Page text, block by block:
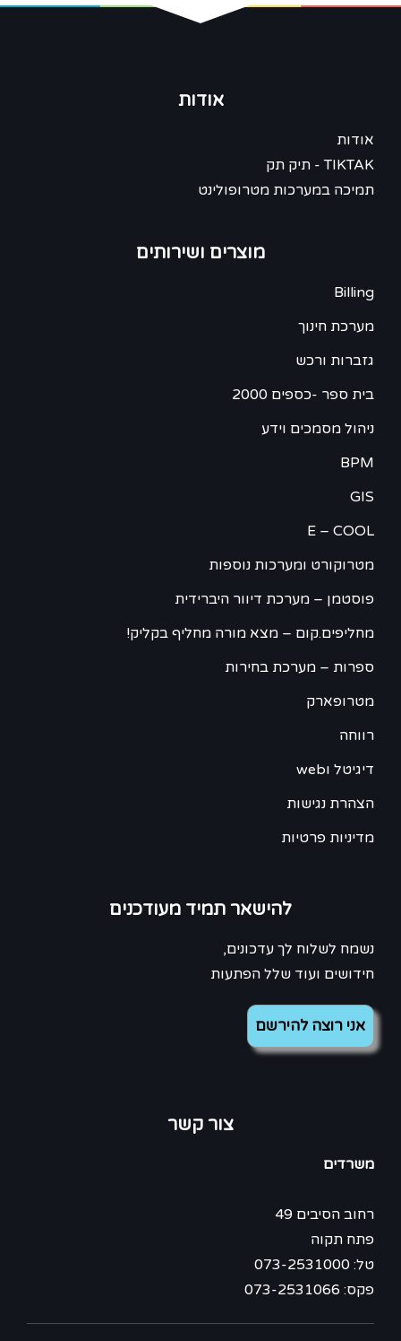
אודות
אודות
TIKTAK - תיק תק
תמיכה במערכות מטרופולינט
מוצרים ושירותים
Billing
מערכת חינוך
גזברות ורכש
בית ספר -כספים 2000
ניהול מסמכים וידע
BPM
GIS
E – COOL
מטרוקורט ומערכות נוספות
פוסטמן – מערכת דיוור היברידית
מחליפים.קום – מצא מורה מחליף בקליק!
ספרות – מערכת בחירות
מטרופארק
רווחה
דיגיטל וweb
הצהרת נגישות
מדיניות פרטיות
להישאר תמיד מעודכנים
נשמח לשלוח לך עדכונים,
חידושים ועוד שלל הפתעות
צור קשר
משרדים
רחוב הסיבים 49
פתח תקוה
טל: 073-2531000
פקס: 073-2531066